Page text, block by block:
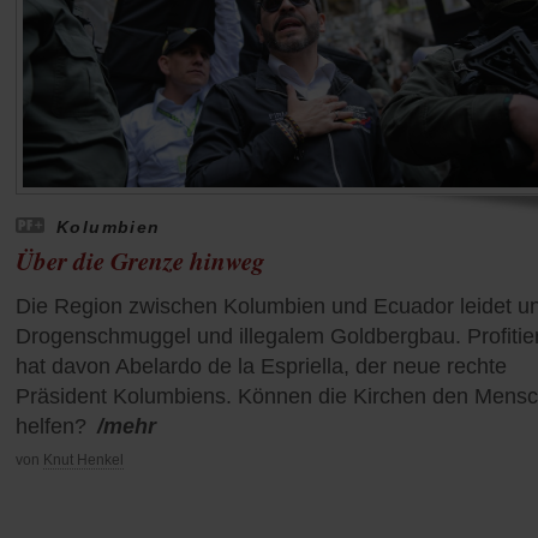
Kolumbien
Über die Grenze hinweg
Die Region zwischen Kolumbien und Ecuador leidet
Drogenschmuggel und illegalem Goldbergbau.
hat davon Abelardo de la Espriella, der neue rechte
Präsident Kolumbiens. Können die Kirchen den
helfen? /mehr
von Knut Henkel